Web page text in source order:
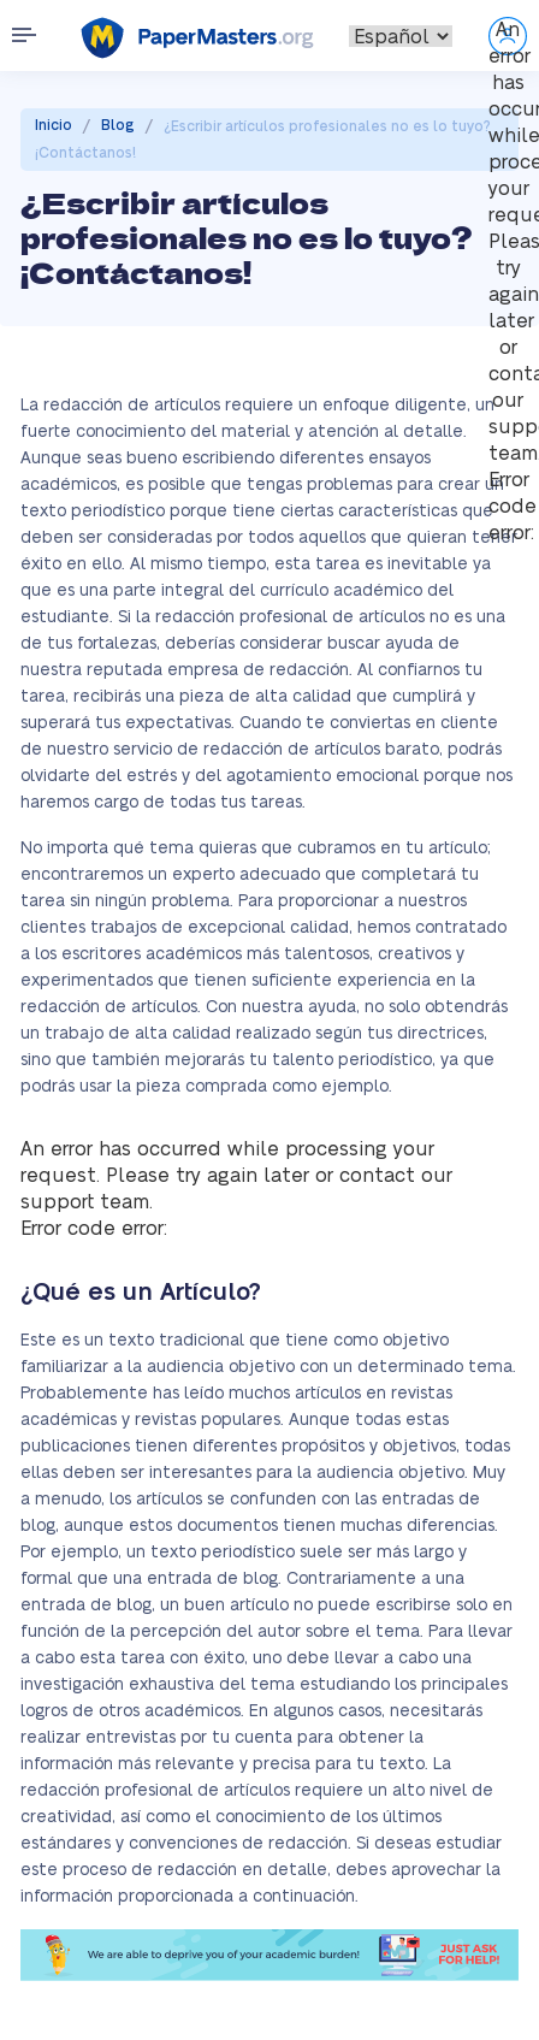
An
error
has
while
your
try
again
later
or
our
Error
code
error:
Inicio / Blog /
¿Escribir artículos profesionales no es lo tuyo?
¡Contáctanos!
¿Escribir artículos
profesionales no es lo tuyo?
¡Contáctanos!
La redacción de artículos requiere un enfoque diligente, un
fuerte conocimiento del material y atención al detalle.
Aunque seas bueno escribiendo diferentes ensayos
académicos, es posible que tengas problemas para crear un
texto periodístico porque tiene ciertas características que
deben ser consideradas por todos aquellos que quieran tener
éxito en ello. Al mismo tiempo, esta tarea es inevitable ya
que es una parte integral del currículo académico del
estudiante. Si la redacción profesional de artículos no es una
de tus fortalezas, deberías considerar buscar ayuda de
nuestra reputada empresa de redacción. Al confiarnos tu
tarea, recibirás una pieza de alta calidad que cumplirá y
superará tus expectativas. Cuando te conviertas en cliente
de nuestro servicio de redacción de artículos barato, podrás
olvidarte del estrés y del agotamiento emocional porque nos
haremos cargo de todas tus tareas.
No importa qué tema quieras que cubramos en tu artículo;
encontraremos un experto adecuado que completará tu
tarea sin ningún problema. Para proporcionar a nuestros
clientes trabajos de excepcional calidad, hemos contratado
a los escritores académicos más talentosos, creativos y
experimentados que tienen suficiente experiencia en la
redacción de artículos. Con nuestra ayuda, no solo obtendrás
un trabajo de alta calidad realizado según tus directrices,
sino que también mejorarás tu talento periodístico, ya que
podrás usar la pieza comprada como ejemplo.
An error has occurred while processing your
request. Please try again later or contact our
support team.
Error code error:
¿Qué es un Artículo?
Este es un texto tradicional que tiene como objetivo
familiarizar a la audiencia objetivo con un determinado tema.
Probablemente has leído muchos artículos en revistas
académicas y revistas populares. Aunque todas estas
publicaciones tienen diferentes propósitos y objetivos, todas
ellas deben ser interesantes para la audiencia objetivo. Muy
a menudo, los artículos se confunden con las entradas de
blog, aunque estos documentos tienen muchas diferencias.
Por ejemplo, un texto periodístico suele ser más largo y
formal que una entrada de blog. Contrariamente a una
entrada de blog, un buen artículo no puede escribirse solo en
función de la percepción del autor sobre el tema. Para llevar
a cabo esta tarea con éxito, uno debe llevar a cabo una
investigación exhaustiva del tema estudiando los principales
logros de otros académicos. En algunos casos, necesitarás
realizar entrevistas por tu cuenta para obtener la
información más relevante y precisa para tu texto. La
redacción profesional de artículos requiere un alto nivel de
creatividad, así como el conocimiento de los últimos
estándares y convenciones de redacción. Si deseas estudiar
este proceso de redacción en detalle, debes aprovechar la
información proporcionada a continuación.